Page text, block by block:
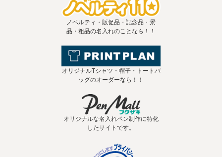
ノベルティ・販促品・記念品・景
品・粗品の名入れのことなら！！
オリジナルTシャツ・帽子・トートバ
ッグのオーダーなら！！
オリジナルな名入れペン制作に特化
したサイトです。